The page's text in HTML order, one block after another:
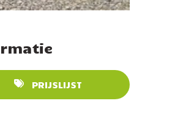
PRIJSLIJST